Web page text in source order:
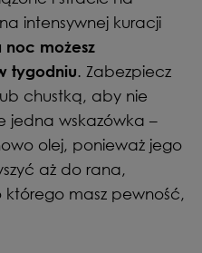
intensywnej kuracji
możesz
tygodniu. Zabezpiecz
chustką, aby nie
jedna wskazówka –
olej, ponieważ jego
aż do rana,
masz pewność,